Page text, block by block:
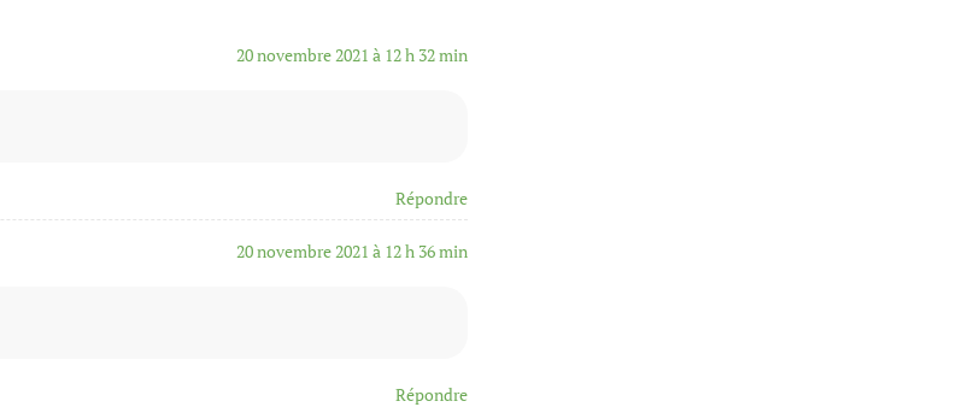
20 novembre 2021 à 12 h 32 min
Répondre
20 novembre 2021 à 12 h 36 min
Répondre